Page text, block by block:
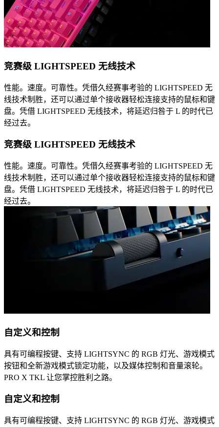
竞赛级 LIGHTSPEED 无线技术
性能。速度。可靠性。凭借久经赛事考验的 LIGHTSPEED 无
线技术制胜，还可以通过单个接收器轻松连接支持的鼠标和键
盘。凭借 LIGHTSPEED 无线技术，将延迟归咎于 L 的时代已
经过去。
竞赛级 LIGHTSPEED 无线技术
性能。速度。可靠性。凭借久经赛事考验的 LIGHTSPEED 无
线技术制胜，还可以通过单个接收器轻松连接支持的鼠标和键
盘。凭借 LIGHTSPEED 无线技术，将延迟归咎于 L 的时代已
经过去。
自定义和控制
具有可编程按键、支持 LIGHTSYNC 的 RGB 灯光、游戏模式
按钮和全新游戏模式锁定功能，以及媒体控制和音量滚轮。
PRO X TKL 让您掌控胜利之路。
自定义和控制
具有可编程按键、支持 LIGHTSYNC 的 RGB 灯光、游戏模式